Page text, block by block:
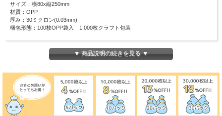
サイズ：横80x縦250mm
材質：OPP
厚み：30ミクロン(0.03mm)
梱包形態：100枚OPP袋入 1,000枚クラフト包装
そのほかにも、文房具や化粧品等の ラッピングなど多用途に使用できるサイズで
(お入れになりたい商品によっては入らない場合もございますので、 サイズをお確
かめください)
▼ 商品説明の続きを見る ▼